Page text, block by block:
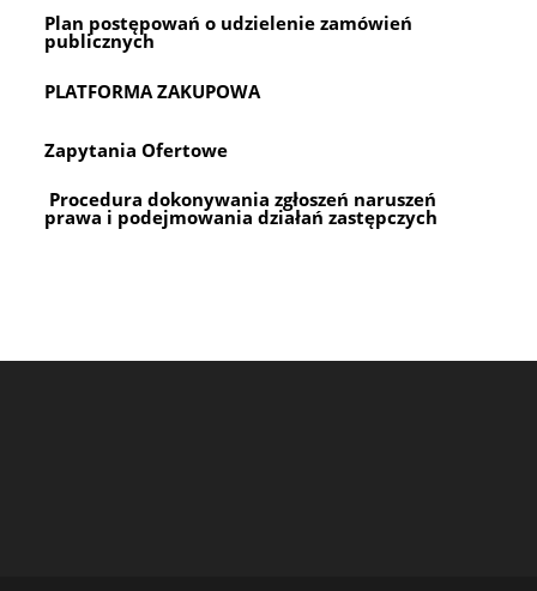
Plan postępowań o udzielenie zamówień
publicznych
PLATFORMA ZAKUPOWA
Zapytania Ofertowe
Procedura dokonywania zgłoszeń naruszeń
prawa i podejmowania działań zastępczych